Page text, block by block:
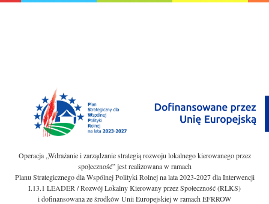
Operacja „Wdrażanie i zarządzanie strategią rozwoju lokalnego kierowanego przez
społeczność” jest realizowana w ramach
Planu Strategicznego dla Wspólnej Polityki Rolnej na lata 2023-2027 dla Interwencji
I.13.1 LEADER / Rozwój Lokalny Kierowany przez Społeczność (RLKS)
i dofinansowana ze środków Unii Europejskiej w ramach EFRROW